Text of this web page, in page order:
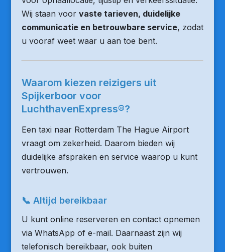
Wij staan voor vaste tarieven, duidelijke
communicatie en betrouwbare service, zodat
u vooraf weet waar u aan toe bent.
Waarom kiezen reizigers uit
Spijkerboor voor
LuchthavenExpress®?
Een taxi naar Rotterdam The Hague Airport
vraagt om zekerheid. Daarom bieden wij
duidelijke afspraken en service waarop u kunt
vertrouwen.
📞 Altijd bereikbaar
U kunt online reserveren en contact opnemen
via WhatsApp of e-mail. Daarnaast zijn wij
telefonisch bereikbaar, ook buiten